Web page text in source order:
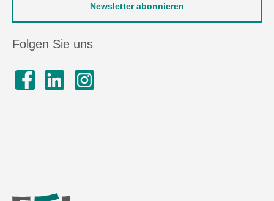
Newsletter abonnieren
Folgen Sie uns